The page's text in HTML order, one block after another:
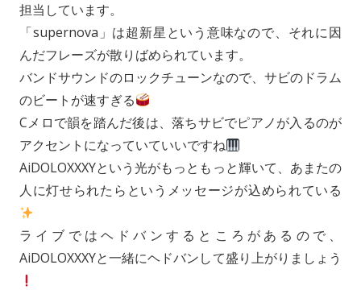
担当しています。
「supernova」は超新星という意味なので、それに因
んだフレーズが散りばめられています。
バンドサウンドのロックチューンなので、サビのドラム
のビートが速すぎる
Cメロで韻を踏んだ後は、落ちサビでピアノが入るのが
アクセントになっていていいですね
AiDOLOXXXYという光がもっともっと輝いて、あまたの
人に灯せられたらというメッセージが込められている
ライブではヘドバンするところがあるので、
AiDOLOXXXYと一緒にヘドバンして盛り上がりましょう